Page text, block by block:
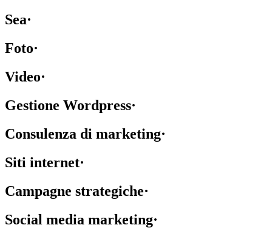
Sea·
Foto·
Video·
Gestione Wordpress·
Consulenza di marketing·
Siti internet·
Campagne strategiche·
Social media marketing·